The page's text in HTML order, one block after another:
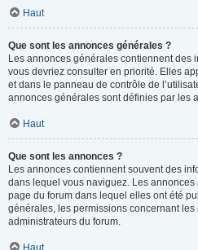
Haut
Que sont les annonces générales ?
Les annonces générales contiennent des
vous devriez consulter en priorité. Elles
et dans le panneau de contrôle de
annonces générales sont définies par les
Haut
Que sont les annonces ?
Les annonces contiennent souvent des
dans lequel vous naviguez. Les
page du forum dans lequel elles ont été
générales, les permissions concernant
administrateurs du forum.
Haut